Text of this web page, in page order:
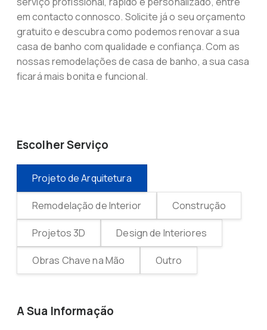
em contacto connosco. Solicite já o seu orçamento
gratuito e descubra como podemos renovar a sua
casa de banho com qualidade e confiança. Com as
nossas remodelações de casa de banho, a sua casa
ficará mais bonita e funcional.
Escolher Serviço
Projeto de Arquitetura
Remodelação de Interior Construção
Projetos 3D Design de Interiores
Obras Chave na Mão Outro
A Sua Informação